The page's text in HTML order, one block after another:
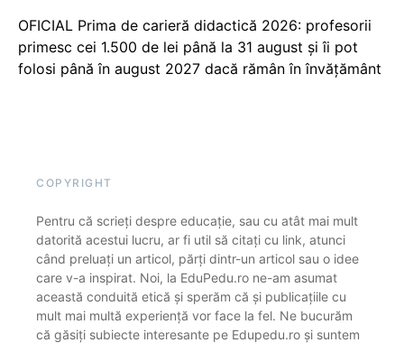
OFICIAL Prima de carieră didactică 2026: profesorii
primesc cei 1.500 de lei până la 31 august și îi pot
folosi până în august 2027 dacă rămân în învățământ
COPYRIGHT
Pentru că scrieți despre educație, sau cu atât mai mult
datorită acestui lucru, ar fi util să citați cu link, atunci
când preluați un articol, părți dintr-un articol sau o idee
care v-a inspirat. Noi, la EduPedu.ro ne-am asumat
această conduită etică și sperăm că și publicațiile cu
mult mai multă experiență vor face la fel. Ne bucurăm
că găsiți subiecte interesante pe Edupedu.ro și suntem